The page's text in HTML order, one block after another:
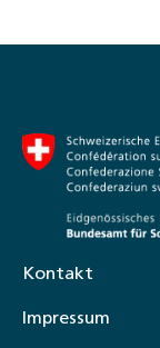
Kontakt
Impressum